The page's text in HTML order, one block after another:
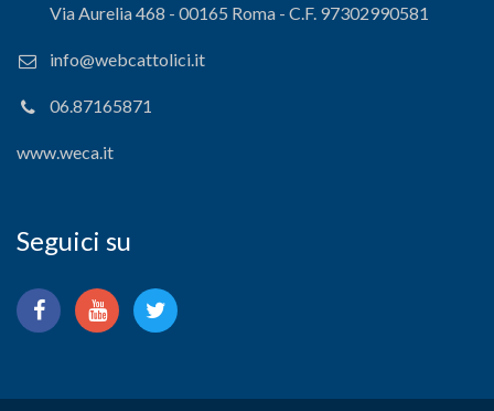
Via Aurelia 468 - 00165 Roma - C.F. 97302990581
info@webcattolici.it
06.87165871
www.weca.it
Seguici su